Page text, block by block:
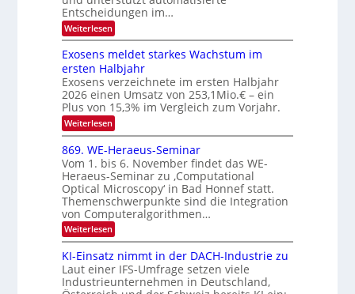
t
r
a
a
l
k
s
r
V
I
I
O
N
2
0
2
6
n
Entscheidungen im…
Weiterlesen:
W
n
n
d
i
e
K
I
m
i
t
d
e
n
k
t
Exosens meldet starkes Wachstum im
ersten Halbjahr
Exosens verzeichnete im ersten Halbjahr
2026 einen Umsatz von 253,1Mio.€ – ein
Plus von 15,3% im Vergleich zum Vorjahr.
Weiterlesen:
E
x
o
s
e
n
s
m
e
l
d
e
t
s
t
869. WE-Heraeus-Seminar
Vom 1. bis 6. November findet das WE-
Heraeus-Seminar zu ‚Computational
Optical Microscopy‘ in Bad Honnef statt.
Themenschwerpunkte sind die Integration
von Computeralgorithmen…
Weiterlesen:
8
9
.
W
KI-Einsatz nimmt in der DACH-Industrie zu
Laut einer IFS-Umfrage setzen viele
Industrieunternehmen in Deutschland,